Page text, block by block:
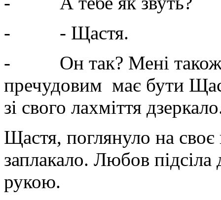
- - Щастя.
- Он так? Мені також
пречудовим має бути
зі свого лахміття
Щастя, поглянуло на
заплакало. Любов
рукою.